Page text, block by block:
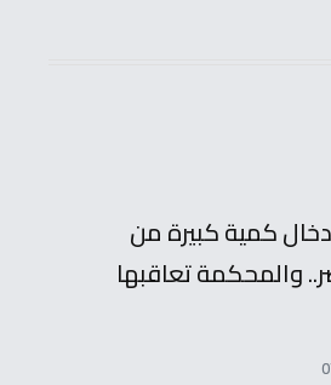
كمية كبيرة من
والمحكمة تعاقبها